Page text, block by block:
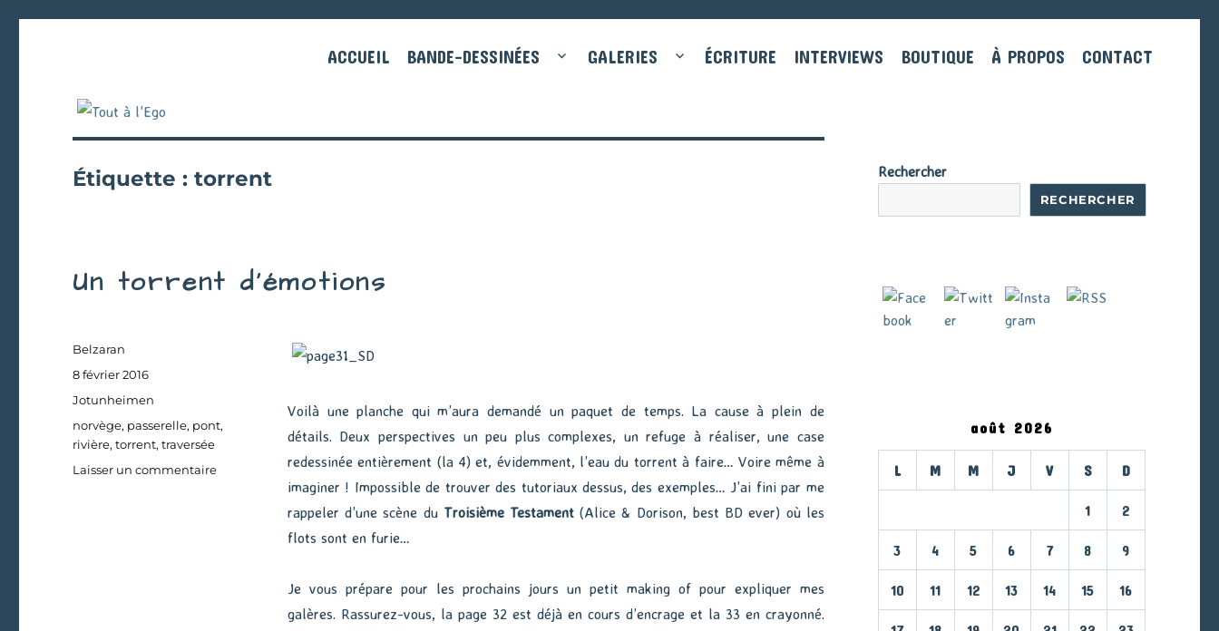
ACCUEIL BANDE-DESSINÉES GALERIES ÉCRITURE INTERVIEWS BOUTIQUE À PROPOS CONTACT
Étiquette :torrent
Un torrent d’émotions
Voilà une planche qui m’aura demandé un paquet de temps. La cause à plein de
détails. Deux perspectives un peu plus complexes, un refuge à réaliser, une case
redessinée entièrement (la 4) et, évidemment, l’eau du torrent à faire… Voire même à
imaginer ! Impossible de trouver des tutoriaux dessus, des exemples… J’ai fini par me
rappeler d’une scène du Troisième Testament (Alice & Dorison, best BD ever) où les
flots sont en furie…
Je vous prépare pour les prochains jours un petit making of pour expliquer mes
galères. Rassurez-vous, la page 32 est déjà en cours d’encrage et la 33 en crayonné.
Auteur
Belzaran
Publié
le
8 février 2016
Catégories
Jotunheimen
Étiquettes
norvège, passerelle, pont,
rivière,torrent,traversée
Laisser un commentairesur
Rechercher
RECHERCHER
août 2026
L M M J V S D
1 2
3 4 5 6 7 8 9
10 11 12 13 14 15 16